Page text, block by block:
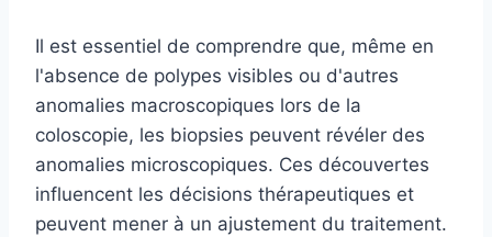
Il est essentiel de comprendre que, même en
l'absence de polypes visibles ou d'autres
anomalies macroscopiques lors de la
coloscopie, les biopsies peuvent révéler des
anomalies microscopiques. Ces découvertes
influencent les décisions thérapeutiques et
peuvent mener à un ajustement du traitement.